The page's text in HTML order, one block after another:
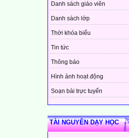
Danh sách giáo viên
Danh sách lớp
Thời khóa biểu
Tin tức
Thông báo
Hình ảnh hoạt động
Soạn bài trực tuyến
TÀI NGUYÊN DẠY HỌC